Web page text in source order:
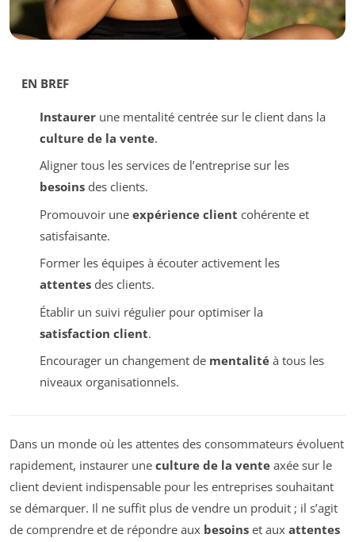
EN BREF
Instaurerune mentalité centrée sur le client dans la
culture de la vente.
Aligner tous les services de l’entreprise sur les
besoinsdes clients.
Promouvoir une expérience client cohérente et
satisfaisante.
Former les équipes à écouter activement les
attentesdes clients.
Établir un suivi régulier pour optimiser la
satisfaction client.
Encourager un changement de mentalitéà tous les
niveaux organisationnels.
Dans un monde où les attentes des consommateurs évoluent
rapidement, instaurer une culture de la vente axée sur le
client devient indispensable pour les entreprises souhaitant
se démarquer. Il ne suffit plus de vendre un produit ; il s’agit
de comprendre et de répondre aux besoins et aux attentes